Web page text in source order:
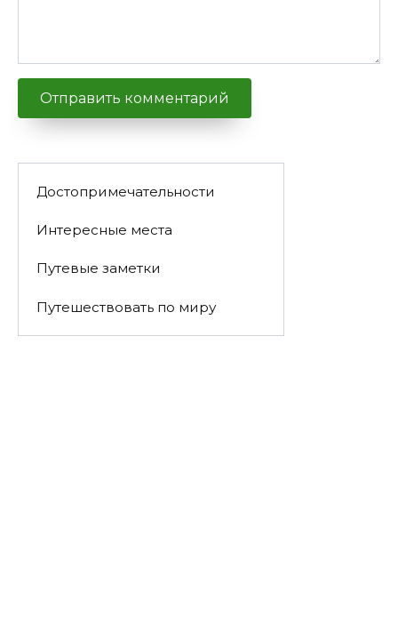
Достопримечательности
Интересные места
Путевые заметки
Путешествовать по миру